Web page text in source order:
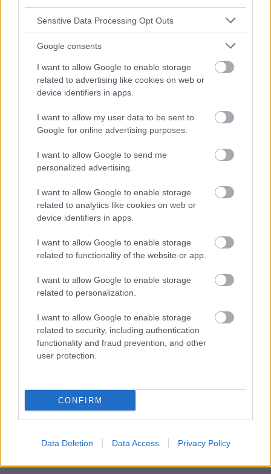
Sensitive Data Processing Opt Outs
Google consents
I want to allow Google to enable storage
related to advertising like cookies on web or
device identifiers in apps.
I want to allow my user data to be sent to
Google for online advertising purposes.
I want to allow Google to send me
personalized advertising.
I want to allow Google to enable storage
related to analytics like cookies on web or
device identifiers in apps.
I want to allow Google to enable storage
related to functionality of the website or app.
I want to allow Google to enable storage
related to personalization.
I want to allow Google to enable storage
related to security, including authentication
functionality and fraud prevention, and other
user protection.
CONFIRM
Data Deletion Data Access Privacy Policy
Redaktion der Website sind nicht für die Ergebnisse ihrer
Anwendung verantwortlich. Bevor Sie Ratschläge oder Tipps auf
der Website verwenden, ist es unbedingt erforderlich, einen Arzt
zu konsultieren.
Werbung: